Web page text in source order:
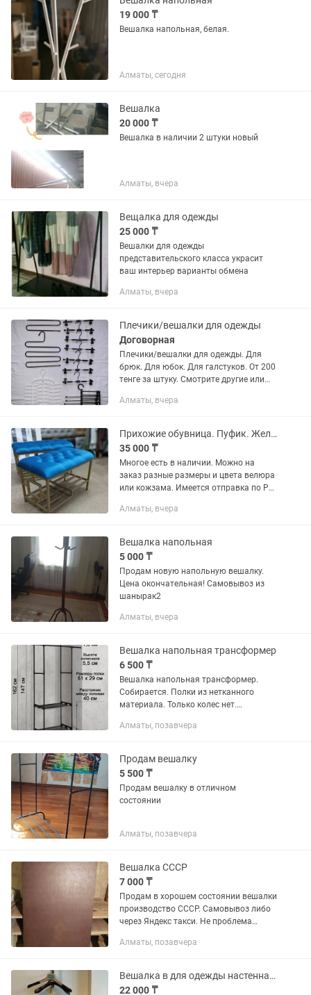
19 000 ₸
Вешалка напольная, белая.
Алматы, сегодня
Вешалка
20 000 ₸
Вешалка в наличии 2 штуки новый
Алматы, вчера
Вещалка для одежды
25 000 ₸
Вешалки для одежды
представительского класса украсит
ваш интерьер варианты обмена
Алматы, вчера
Плечики/вешалки для одежды
Договорная
Плечики/вешалки для одежды. Для
брюк. Для юбок. Для галстуков. От 200
тенге за штуку. Смотрите другие или
Алматы, вчера
Прихожие обувница. Пуфик. Железные пуфики. Вешалка. Банкетка. Сундук пуф.
35 000 ₸
Многое есть в наличии. Можно на
заказ разные размеры и цвета велюра
или кожзама. Имеется отправка по РК.
писать круглосуточно. Александр
Алматы, вчера
Вешалка напольная
5 000 ₸
Продам новую напольную вешалку.
Цена окончательная! Самовывоз из
шанырак2
Алматы, вчера
Вешалка напольная трансформер
6 500 ₸
Вешалка напольная трансформер.
Собирается. Полки из нетканного
материала. Только колес нет.
Алматы, позавчера
Продам вешалку
5 500 ₸
Продам вешалку в отличном
состоянии
Алматы, позавчера
Вешалка СССР
7 000 ₸
Продам в хорошем состоянии вешалки
производство СССР. Самовывоз либо
через Яндекс такси. Не проблема
Алматы, позавчера
Вешалка в для одежды настенная, навесная. Для офиса. Квартиры.
22 000 ₸